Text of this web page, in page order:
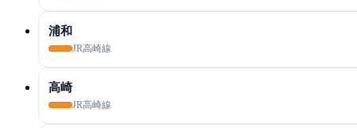
浦和
JR高崎線
高崎
JR高崎線